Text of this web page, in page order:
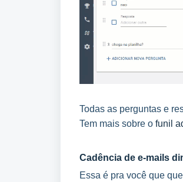
Todas as perguntas e
Tem mais sobre o funil
Cadência de e-mails
Essa é pra você que